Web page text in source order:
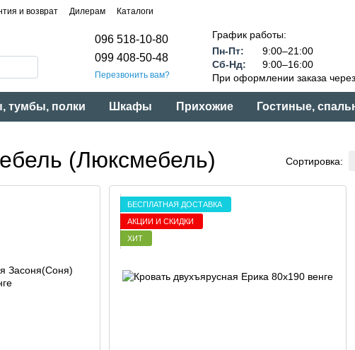
и возврат Дилерам Каталоги
096 518-10-80
099 408-50-48
Перезвонить вам?
График работы:
Пн-Пт:
9:00–21:00
Сб-Нд:
9:00–16:00
При оформлении заказа через
тумбы, полки Шкафы Прихожие Гостиные,
(Люксмебель) Сортировка:
БЕСПЛАТНАЯ ДОСТАВКА
АКЦИИ И СКИДКИ
ХИТ